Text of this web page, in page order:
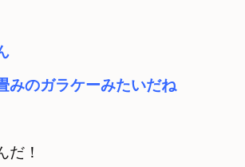
みのガラケーみたいだね
だ！